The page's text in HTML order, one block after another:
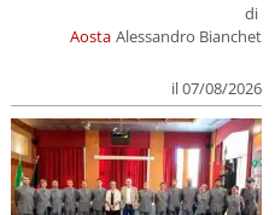
Aosta
di
Alessandro Bianchet
il 07/08/2026